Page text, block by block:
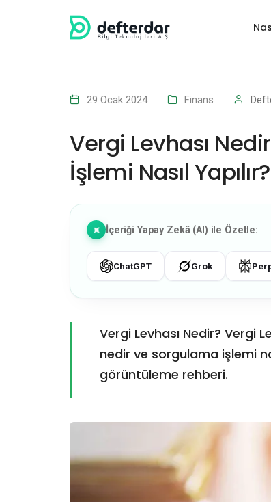
29 Ocak 2024 Finans
Vergi Levhası
İşlemi Nasıl Yapılır?
İçeriği Yapay Zekâ (AI) ile Özetle:
ChatGPT Grok
Vergi Levhası Nedir? Vergi
nedir ve sorgulama işlemi
görüntüleme rehberi.